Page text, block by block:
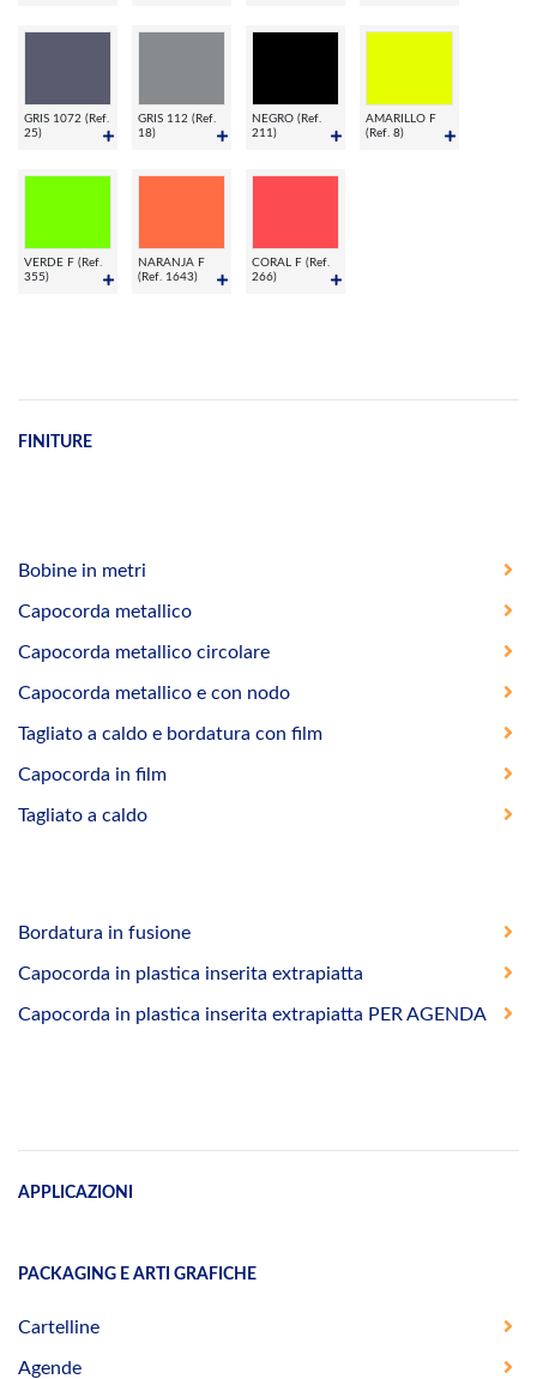
GRIS 1072 (Ref.
25)
GRIS 112 (Ref.
18)
NEGRO (Ref.
211)
AMARILLO F
(Ref. 8)
VERDE F (Ref.
355)
NARANJA F
(Ref. 1643)
CORAL F (Ref.
266)
FINITURE
Bobine in metri
Capocorda metallico
Capocorda metallico circolare
Capocorda metallico e con nodo
Tagliato a caldo e bordatura con film
Capocorda in film
Tagliato a caldo
Bordatura in fusione
Capocorda in plastica inserita extrapiatta
Capocorda in plastica inserita extrapiatta PER AGENDA
APPLICAZIONI
PACKAGING E ARTI GRAFICHE
Cartelline
Agende